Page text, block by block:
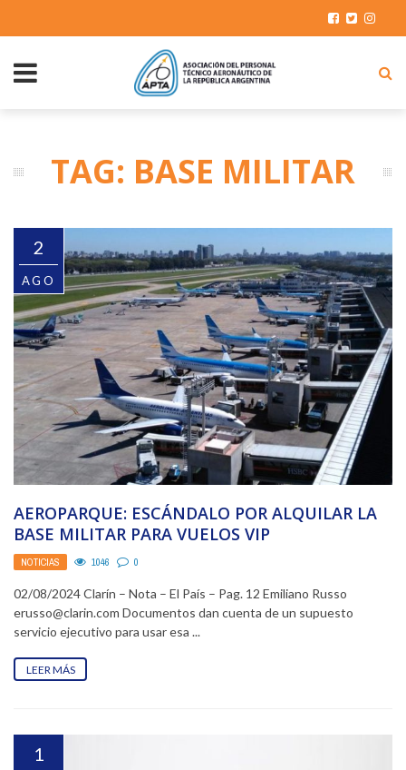
TAG: BASE MILITAR
2
AGO
AEROPARQUE: ESCÁNDALO POR ALQUILAR LA
BASE MILITAR PARA VUELOS VIP
NOTICIAS 1046 0
02/08/2024 Clarín – Nota – El País – Pag. 12 Emiliano Russo
erusso@clarin.com Documentos dan cuenta de un supuesto
servicio ejecutivo para usar esa ...
LEER MÁS
1